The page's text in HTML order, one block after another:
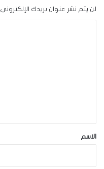
لن يتم نشر عنوان بريدك الإلكتروني.
*
الاسم